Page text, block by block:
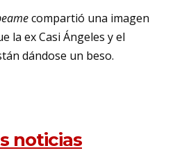
compartió una imagen
la ex Casi Ángeles y el
dándose un beso.
noticias